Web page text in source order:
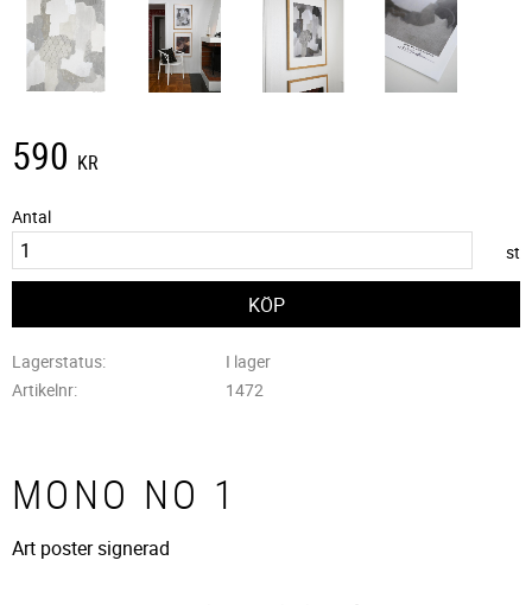
590 KR
Antal
st
Lagerstatus
I lager
Artikelnr
1472
MONO NO 1
Art poster signerad